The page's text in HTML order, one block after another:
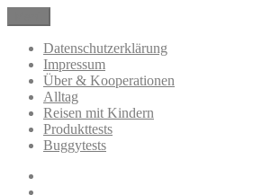
Inhalt
springen
BloggerMumOf3Boys Mamablog
Mamablog über das Leben mit drei Kindern
Datenschutzerklärung
Impressum
Über & Kooperationen
Alltag
Reisen mit Kindern
Produkttests
Buggytests